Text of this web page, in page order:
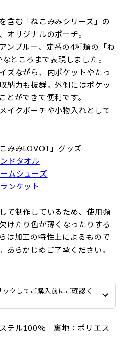
含む「ねこみみシリーズ」の
オリジナルのポーチ。
ンブルー、定番の4種類の「ね
ところまで表現しました。
ズながら、内ポケットやたっ
納力も抜群。外側にはポケッ
とができて便利です。
イクポーチや小物入れとして
みみLOVOT」グッズ
ドタオル
ムシューズ
ンケット
て制作しているため、使用頻
けたり色が薄くなったりする
は加工の特性上によるもので
あらかじめご了承ください。
クしてご購入前にご確認く
ステル100％ 裏地：ポリエス